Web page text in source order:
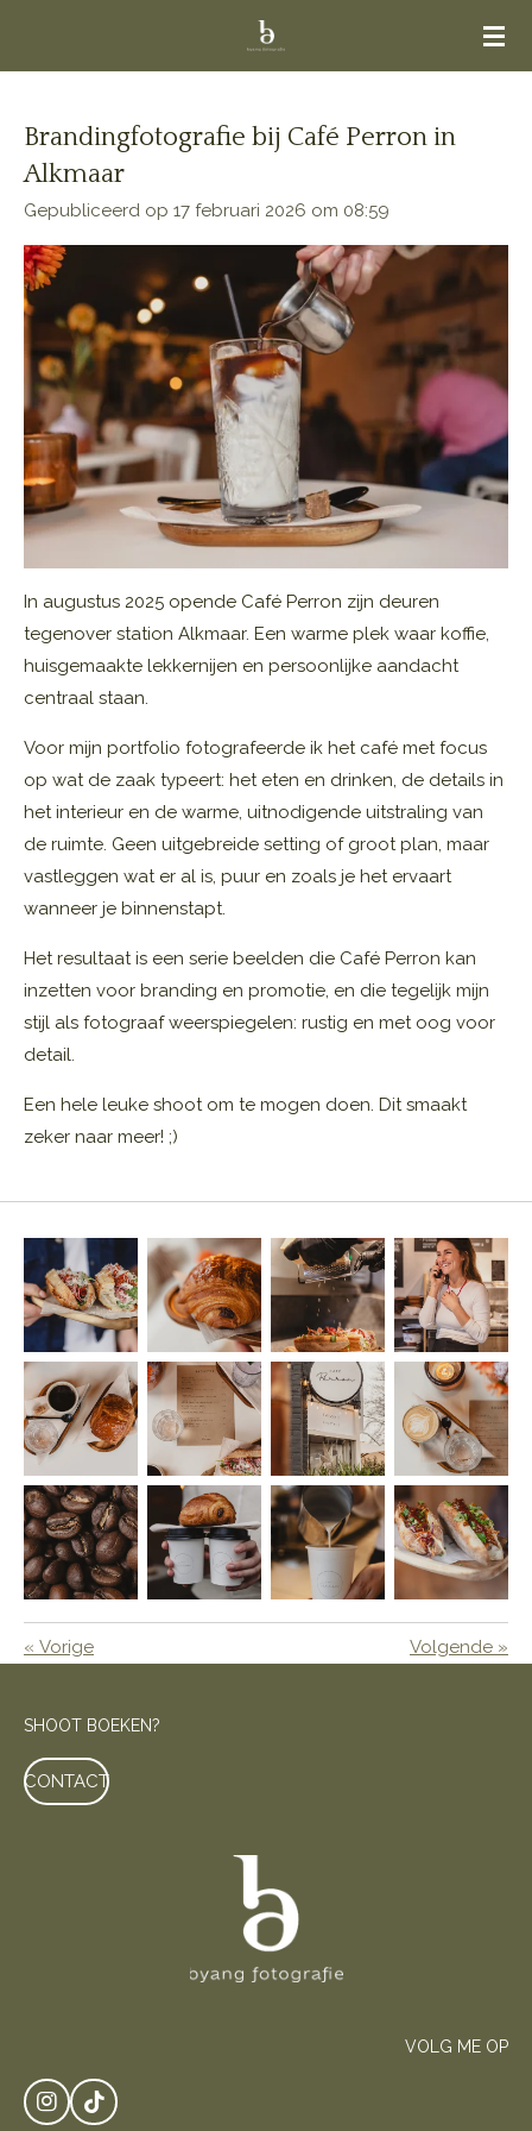
deBrandingfotografie bij Café Perron in
Alkmaar
Gepubliceerd op 17 februari 2026 om 08:59
In augustus 2025 opende Café Perron zijn deuren
tegenover station Alkmaar. Een warme plek waar koffie,
huisgemaakte lekkernijen en persoonlijke aandacht
centraal staan.
Voor mijn portfolio fotografeerde ik het café met focus
op wat de zaak typeert: het eten en drinken, de details in
het interieur en de warme, uitnodigende uitstraling van
de ruimte. Geen uitgebreide setting of groot plan, maar
vastleggen wat er al is, puur en zoals je het ervaart
wanneer je binnenstapt.
Het resultaat is een serie beelden die Café Perron kan
inzetten voor branding en promotie, en die tegelijk mijn
stijl als fotograaf weerspiegelen: rustig en met oog voor
detail.
Een hele leuke shoot om te mogen doen. Dit smaakt
zeker naar meer! ;)
« Vorige Volgende »
SHOOT BOEKEN?
CONTACT
VOLG ME OP
I
T